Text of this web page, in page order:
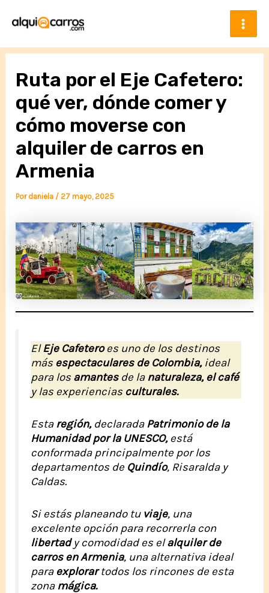
contenido
Ruta por el Eje Cafetero:
qué ver, dónde comer y
cómo moverse con
alquiler de carros en
Armenia
Por daniela /27 mayo, 2025
ElEje Cafeteroes uno de los destinos
más espectaculares de Colombia, ideal
para los amantesde lanaturaleza, el café
y las experiencias culturales.
Estaregión, declaradaPatrimonio de la
Humanidad por la UNESCO, está
conformada principalmente por los
departamentos de Quindío, Risaralda y
Caldas.
Si estás planeando tu viaje, una
excelente opción para recorrerla con
libertady comodidad es elalquiler de
carros en Armenia, una alternativa ideal
paraexplorartodos los rincones de esta
zonamágica.